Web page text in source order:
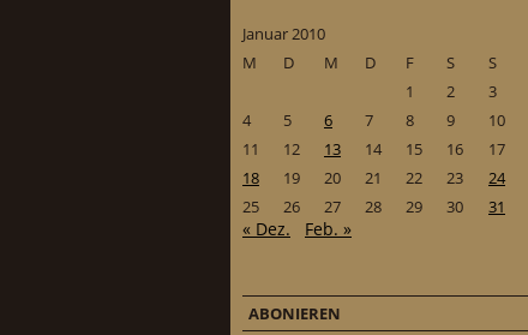
Januar 2010
M
D M D F S
S
1
2
3
4
5 6 7 8 9
10
11
12 13 14 15 16
17
18
19 20 21 22 23
24
25
26 27 28 29 30 31
« Dez. Feb. »
ABONIEREN